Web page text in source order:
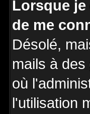
Lorsque
de me
Désolé,
mails à
où
l'utilisation